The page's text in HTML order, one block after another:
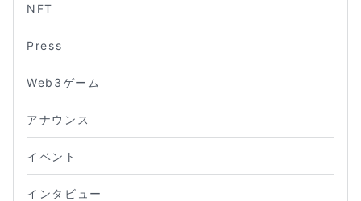
NFT
Press
Web3ゲーム
アナウンス
イベント
インタビュー